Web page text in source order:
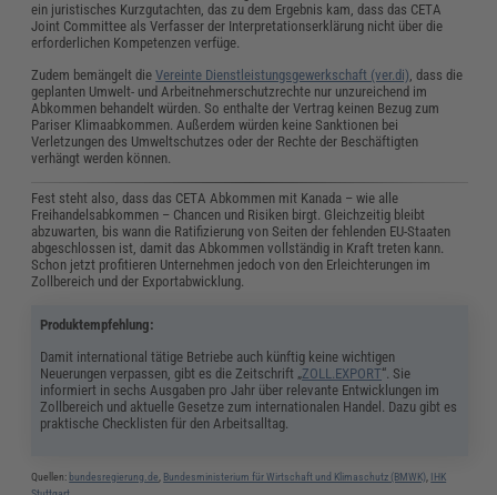
ein juristisches Kurzgutachten, das zu dem Ergebnis kam, dass das CETA
Joint Committee als Verfasser der Interpretationserklärung nicht über die
erforderlichen Kompetenzen verfüge.
Zudem bemängelt dieVereinte Dienstleistungsgewerkschaft (ver.di) , dass die
geplanten Umwelt- und Arbeitnehmerschutzrechte nur unzureichend im
Abkommen behandelt würden. So enthalte der Vertrag keinen Bezug zum
Pariser Klimaabkommen. Außerdem würden keine Sanktionen bei
Verletzungen des Umweltschutzes oder der Rechte der Beschäftigten
verhängt werden können.
Fest steht also, dass das CETA Abkommen mit Kanada – wie alle
Freihandelsabkommen – Chancen und Risiken birgt. Gleichzeitig bleibt
abzuwarten, bis wann die Ratifizierung von Seiten der fehlenden EU-Staaten
abgeschlossen ist, damit das Abkommen vollständig in Kraft treten kann.
Schon jetzt profitieren Unternehmen jedoch von den Erleichterungen im
Zollbereich und der Exportabwicklung.
Produktempfehlung:
Damit international tätige Betriebe auch künftig keine wichtigen
Neuerungen verpassen, gibt es die Zeitschrift „ZOLL.EXPORT“. Sie
informiert in sechs Ausgaben pro Jahr über relevante Entwicklungen im
Zollbereich und aktuelle Gesetze zum internationalen Handel. Dazu gibt es
praktische Checklisten für den Arbeitsalltag.
Quellen: bundesregierung.de Bundesministerium für Wirtschaft und Klimaschutz (BMWK) IHK